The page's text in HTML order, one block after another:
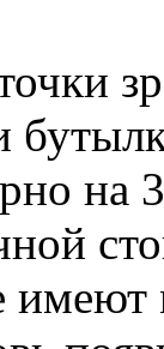
на